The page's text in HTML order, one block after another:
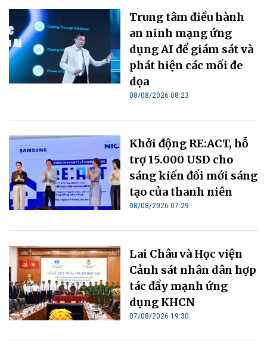
Trung tâm điều hành
an ninh mạng ứng
dụng AI để giám sát và
phát hiện các mối đe
dọa
08/08/2026 08:23
Khởi động RE:ACT, hỗ
trợ 15.000 USD cho
sáng kiến đổi mới sáng
tạo của thanh niên
08/08/2026 07:29
Lai Châu và Học viện
Cảnh sát nhân dân hợp
tác đẩy mạnh ứng
dụng KHCN
07/08/2026 19:30